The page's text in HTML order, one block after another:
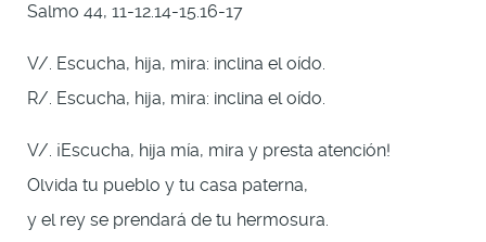
Salmo 44, 11-12.14-15.16-17
V/. Escucha, hija, mira: inclina el oído.
R/. Escucha, hija, mira: inclina el oído.
V/. ¡Escucha, hija mía, mira y presta atención!
Olvida tu pueblo y tu casa paterna,
y el rey se prendará de tu hermosura.